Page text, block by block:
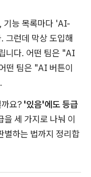
기능 목록마다 'AI-
런데 막상 도입해
니다. 어떤 팀은 "AI
떤 팀은 "AI 버튼이
요? '있음'에도 등급
을 세 가지로 나눠 이
별하는 법까지 정리합